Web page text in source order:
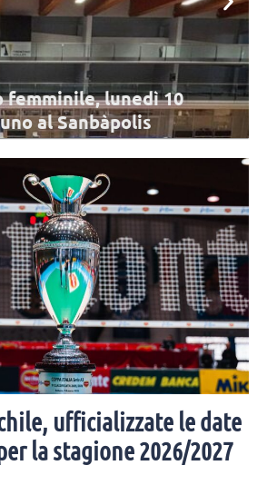
femminile, l’Italia sconfitta
di Haak nel triangolare di
Top scorer per le Azzurre in un match
ufficializzate le date
la stagione 2026/2027